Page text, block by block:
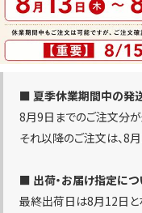
■ 夏季休業期間中の発
8月9日までのご注文分が
それ以降のご注文は、8
■ 出荷・お届け指定につ
最終出荷日は8月12日と